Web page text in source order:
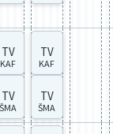
TV
KAF
TV
ŠMA
TV
KAF
TV
ŠMA